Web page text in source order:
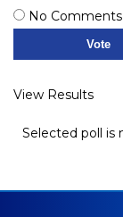
No Comments
View Results
Selected poll is